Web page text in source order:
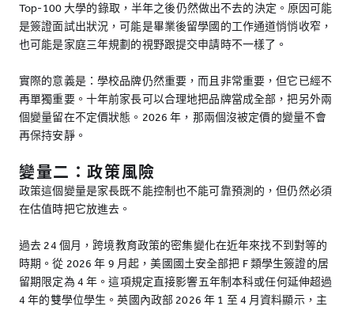
Top-100 大學的錄取，半年之後仍然做出不去的決定。原因可能
是簽證面試出狀況，可能是畢業後留學國的工作通道悄悄收窄，
也可能是家庭三年規劃的視野跟提交申請時不一樣了。
實際的意義是：學校品牌仍然重要，而且非常重要，但它已經不
再單獨重要。十年前家長可以合理地把品牌當成全部，把另外兩
個變量留在不定價狀態。2026 年，那兩個沒被定價的變量不會
再保持安靜。
變量二：政策風險
政策這個變量是家長既不能控制也不能可靠預測的，但仍然必須
在估值時把它放進去。
過去 24 個月，跨境教育政策的密集變化在近年來找不到對等的
時期。從 2026 年 9 月起，美國國土安全部把 F 類學生簽證的居
留期限定為 4 年。這項規定直接影響五年制本科或任何延伸超過
4 年的雙學位學生。英國內政部 2026 年 1 至 4 月資料顯示，主